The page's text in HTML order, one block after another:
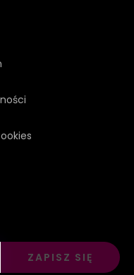
ZAPISZ SIĘ